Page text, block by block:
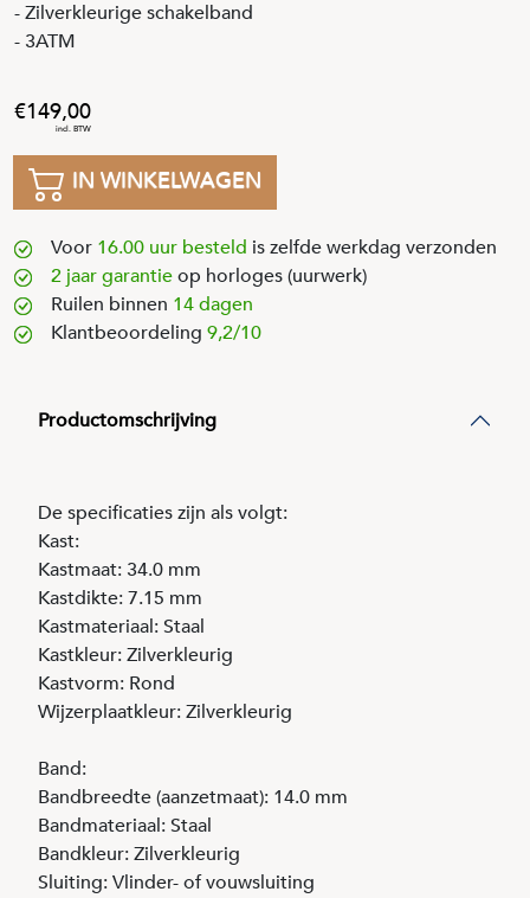
- Zilverkleurige schakelband
- 3ATM
149,00
IN WINKELWAGEN
Voor 16.00 uur besteld is zelfde werkdag verzonden
2 jaar garantieop horloges (uurwerk)
Ruilen binnen 14 dagen
Klantbeoordeling 9,2/10
Productomschrijving
De specificaties zijn als volgt:
Kast:
Kastmaat: 34.0 mm
Kastdikte: 7.15 mm
Kastmateriaal: Staal
Kastkleur: Zilverkleurig
Kastvorm: Rond
Wijzerplaatkleur: Zilverkleurig
Band:
Bandbreedte (aanzetmaat): 14.0 mm
Bandmateriaal: Staal
Bandkleur: Zilverkleurig
Sluiting: Vlinder- of vouwsluiting